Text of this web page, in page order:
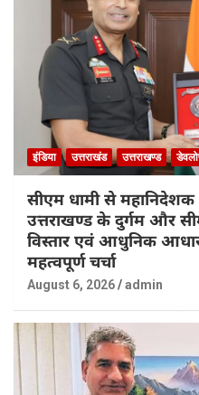
इंडिया उत्तराखंड उत्तराखण्ड
सीएम धामी से महानिदेशक
उत्तराखण्ड के दुर्गम और
विस्तार एवं आधुनिक
महत्वपूर्ण चर्चा
August 6, 2026 admin